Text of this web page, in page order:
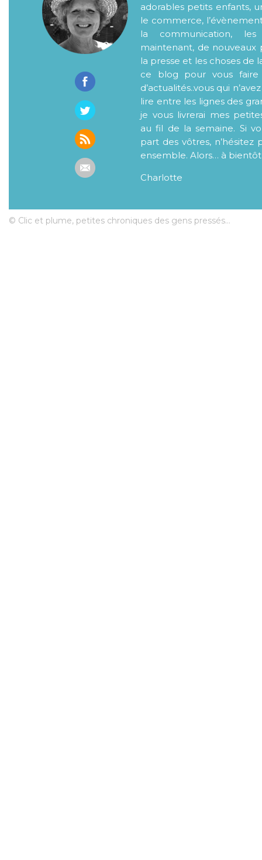
adorables petits enfants,
le commerce,
la communication,
maintenant, de nouveaux
la presse et les choses de
ce blog pour vous faire
d’actualités..vous qui
lire entre les lignes des
je vous livrerai mes
au fil de la semaine. Si
part des vôtres, n’hésitez
ensemble. Alors… à bientôt
Charlotte
© Clic et plume, petites chroniques des gens pressés...